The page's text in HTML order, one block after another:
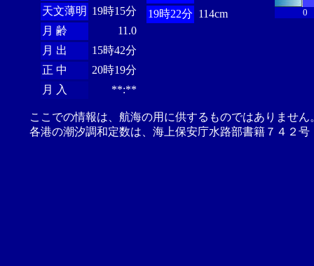
天文薄明 19時15分
月 齢
11.0
月 出
15時42分
正 中
20時19分
月 入
**:**
19時22分 114cm 0
ここでの情報は、航海の用に供するものではありませ
各港の潮汐調和定数は、海上保安庁水路部書籍７４２